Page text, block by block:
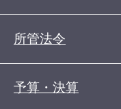
所管法令
予算・決算